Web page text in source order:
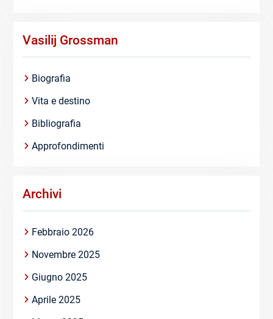
Vasilij Grossman
Biografia
Vita e destino
Bibliografia
Approfondimenti
Archivi
Febbraio 2026
Novembre 2025
Giugno 2025
Aprile 2025